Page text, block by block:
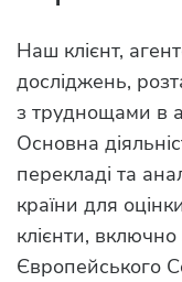
Наш клієнт,
досліджень,
з труднощами в
Основна
перекладі та
країни для
клієнти,
Європейського